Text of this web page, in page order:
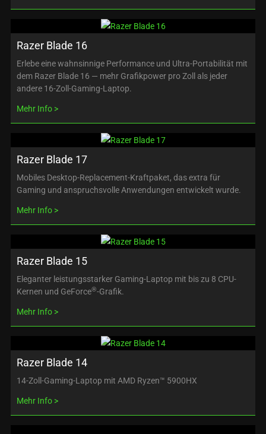
Razer Blade 16
Erlebe eine wahnsinnige Performance und Ultra-Portabilität mit
dem Razer Blade 16 — mehr Grafikpower pro Zoll als jeder
andere 16-Zoll-Gaming-Laptop.
Mehr Info
Razer Blade 17
Mobiles Desktop-Replacement-Kraftpaket, das extra für
Gaming und anspruchsvolle Anwendungen entwickelt wurde.
Mehr Info
Razer Blade 15
Eleganter leistungsstarker Gaming-Laptop mit bis zu 8 CPU-
Kernen und GeForce®-Grafik.
Mehr Info
Razer Blade 14
14-Zoll-Gaming-Laptop mit AMD Ryzen™ 5900HX
Mehr Info